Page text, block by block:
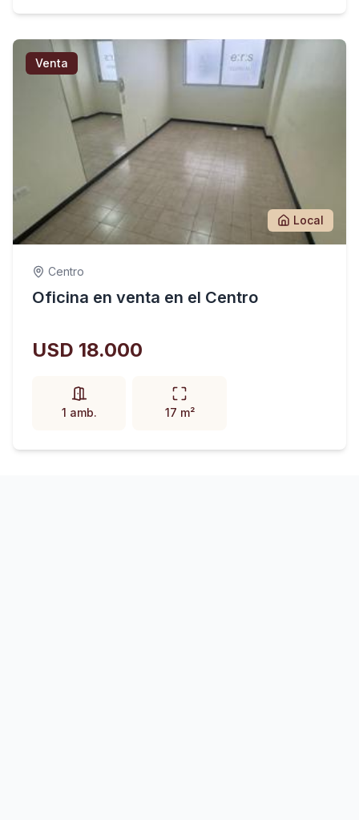
Venta
Local
Centro
Oficina en venta en el Centro
USD 18.000
1 amb. 17 m²